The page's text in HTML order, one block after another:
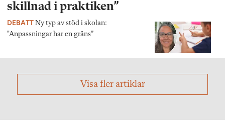
skillnad i praktiken”
DEBATT Ny typ av stöd i skolan:
"Anpassningar har en gräns”
Visa fler artiklar